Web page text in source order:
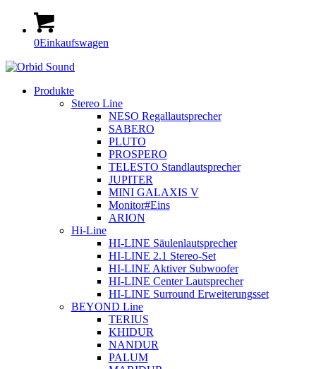
0Einkaufswagen
Produkte
Stereo Line
NESO Regallautsprecher
SABERO
PLUTO
PROSPERO
TELESTO Standlautsprecher
JUPITER
MINI GALAXIS V
Monitor#Eins
ARION
Hi-Line
HI-LINE Säulenlautsprecher
HI-LINE 2.1 Stereo-Set
HI-LINE Aktiver Subwoofer
HI-LINE Center Lautsprecher
HI-LINE Surround Erweiterungsset
BEYOND Line
TERIUS
KHIDUR
NANDUR
PALUM